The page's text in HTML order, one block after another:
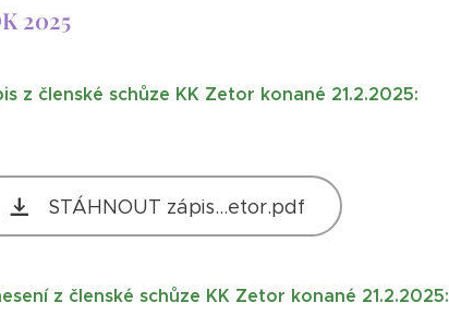
2025
z členské schůze KK Zetor konané 21.2.2025:
STÁHNOUT zápis...etor.pdf
z členské schůze KK Zetor konané 21.2.2025: